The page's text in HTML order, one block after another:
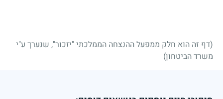
(דף זה הוא חלק ממפעל ההנצחה הממלכתי "יזכור", שנערך ע"י
משרד הביטחון)